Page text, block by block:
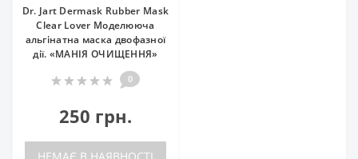
Dr. Jart Dermask Rubber Mask
Clear Lover Моделююча
альгінатна маска двофазної
дії. «МАНІЯ ОЧИЩЕННЯ»
0
250 грн.